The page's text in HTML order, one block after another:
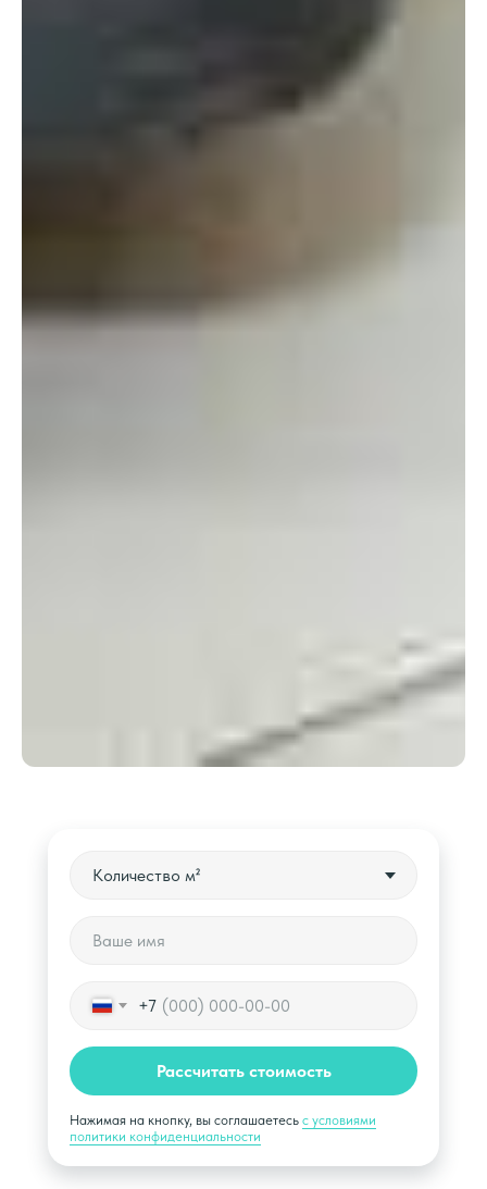
+7
Рассчитать стоимость
Нажимая на кнопку, вы соглашаетесь с условиями
политики конфиденциальности